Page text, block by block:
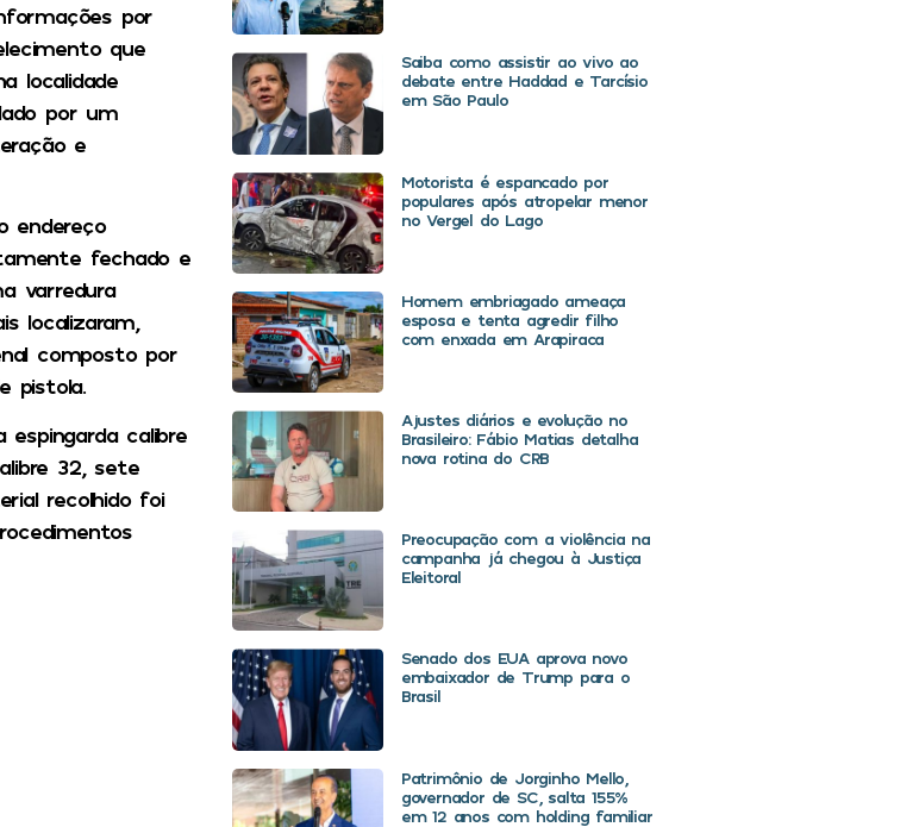
por
que
localidade
por um
e
endereço
fechado e
varredura
localizaram,
composto por
pistola.
calibre
32, sete
recolhido foi
Saiba como assistir ao vivo ao
debate entre Haddad e Tarcísio
em São Paulo
Motorista é espancado por
populares após atropelar menor
no Vergel do Lago
Homem embriagado ameaça
esposa e tenta agredir filho
com enxada em Arapiraca
Ajustes diários e evolução no
Brasileiro: Fábio Matias detalha
nova rotina do CRB
Preocupação com a violência na
campanha já chegou à Justiça
Eleitoral
Senado dos EUA aprova novo
embaixador de Trump para o
Brasil
Patrimônio de Jorginho Mello,
governador de SC, salta 155%
em 12 anos com holding familiar